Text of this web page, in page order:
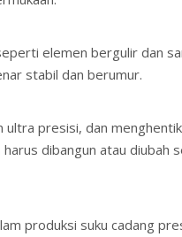
elemen bergulir dan
stabil dan berumur.
presisi, dan
dibangun atau
produksi suku cadang